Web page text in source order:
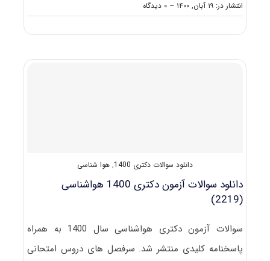
انتشار در: ۱۹ آبان, ۱۴۰۰ -- ۰ دیدگاه
on
دانلود
آزمون
دانلود سوالات دکتری 1400 , هوا شناسی
دانلود سوالات آزمون دکتری 1400 هواشناسی
(2219)
سوالات آزمون دکتری هواشناسی سال 1400 به همراه
پاسخنامه کلیدی منتشر شد. سرفصل های دروس امتحانی